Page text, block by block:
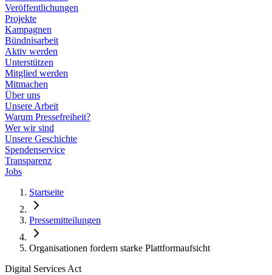
Veröffentlichungen
Projekte
Kampagnen
Bündnisarbeit
Aktiv werden
Unterstützen
Mitglied werden
Mitmachen
Über uns
Unsere Arbeit
Warum Pressefreiheit?
Wer wir sind
Unsere Geschichte
Spendenservice
Transparenz
Jobs
Startseite
Pressemitteilungen
Organisationen fordern starke Plattformaufsicht
Digital Services Act